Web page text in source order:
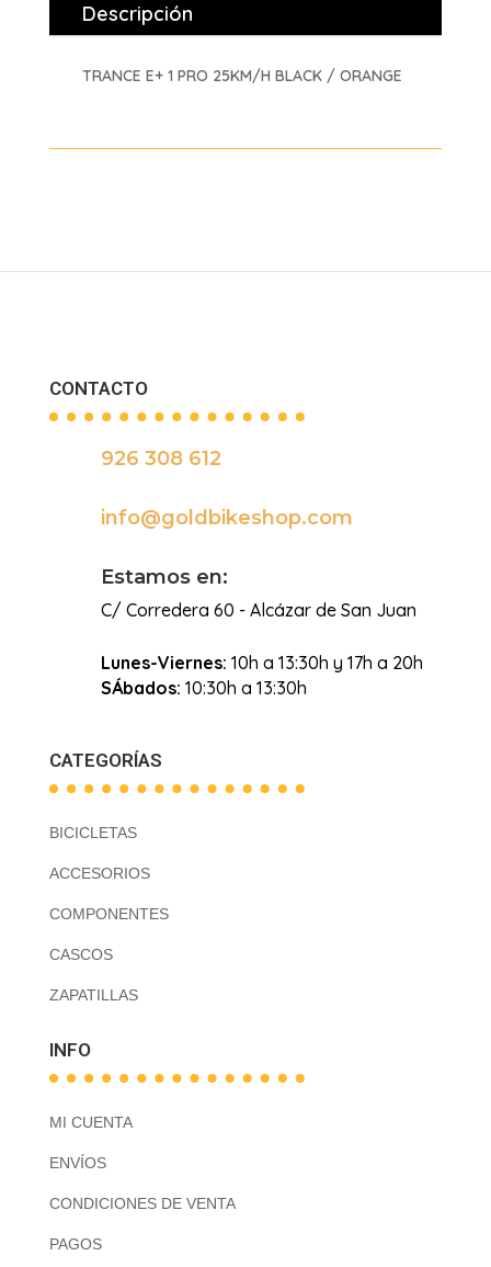
Descripción
TRANCE E+ 1 PRO 25KM/H BLACK / ORANGE
CONTACTO
926 308 612
info@goldbikeshop.com
Estamos en:
C/ Corredera 60 - Alcázar de San Juan
Lunes-Viernes: 10h a 13:30h y 17h a 20h
SÁbados: 10:30h a 13:30h
CATEGORÍAS
BICICLETAS
ACCESORIOS
COMPONENTES
CASCOS
ZAPATILLAS
INFO
MI CUENTA
ENVÍOS
CONDICIONES DE VENTA
PAGOS